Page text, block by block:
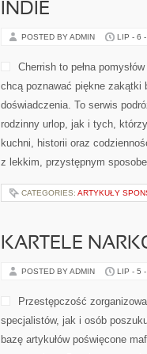
INDIE
POSTED BY ADMIN LIP - 6
Cherrish to pełna
chcą poznawać piękne zakątki
doświadczenia. To serwis
rodzinny urlop, jak i tych,
kuchni, historii oraz
z lekkim, przystępnym
CATEGORIES: ARTYKUŁY
KARTELE
POSTED BY ADMIN LIP - 5
Przestępczość
specjalistów, jak i osób
bazę artykułów poświęcone